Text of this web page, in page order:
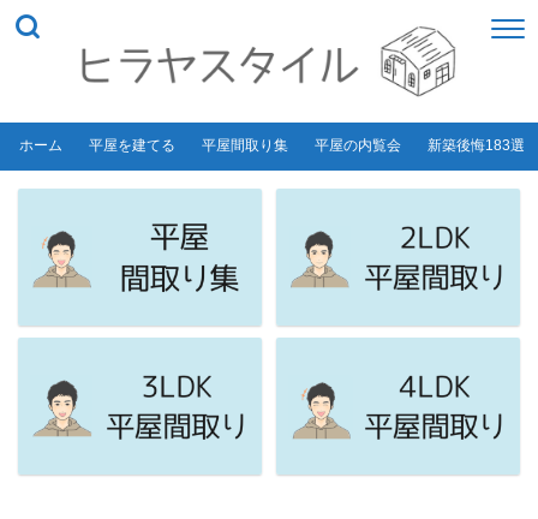
ホーム 平屋を建てる 平屋間取り集 平屋の内覧会 新築後悔183選